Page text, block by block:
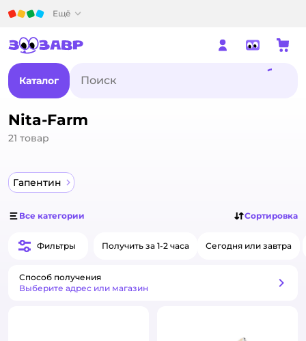
Ещё
Каталог
Nita-Farm
21 товар
Гапентин
Все категории Сортировка
Фильтры Получить за 1-2 часа Сегодня или завтра
Способ получения
Выберите адрес или магазин